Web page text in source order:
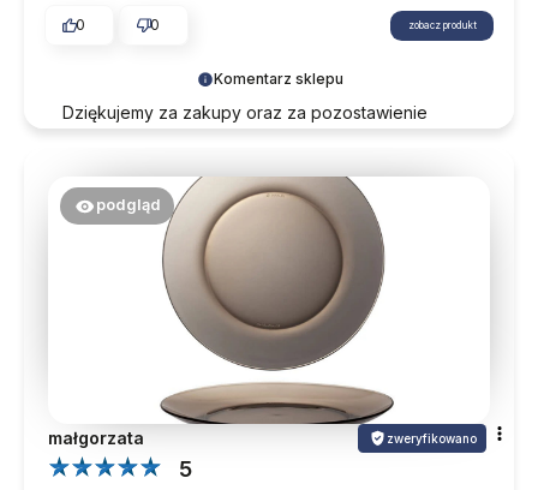
Komentarz sklepu
Dziękujemy za zakupy oraz za pozostawienie
0
0 zobacz produkt
podgląd
małgorzata zweryfikowano
5